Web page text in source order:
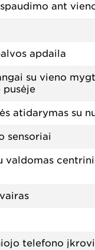
ant
apdaila
su vieno
pusėje
atidarymas su
sensoriai
telefono